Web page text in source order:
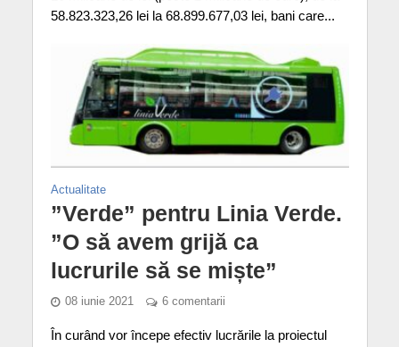
58.823.323,26 lei la 68.899.677,03 lei, bani care...
Actualitate
”Verde” pentru Linia Verde.
”O să avem grijă ca
lucrurile să se miște”
08 iunie 2021 6 comentarii
În curând vor începe efectiv lucrările la proiectul